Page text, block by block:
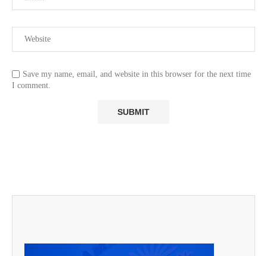
Save my name, email, and website in this browser for the next time
I comment.